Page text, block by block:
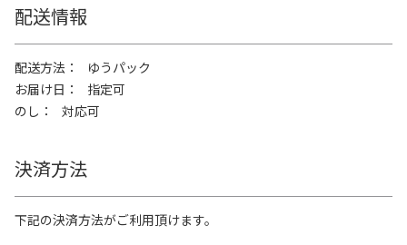
配送情報
配送方法
ゆうパック
お届け日
指定可
のし
対応可
決済方法
下記の決済方法がご利用頂けます。